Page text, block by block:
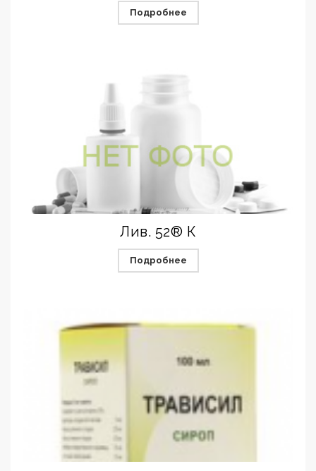
Подробнее
Лив. 52® К
Подробнее